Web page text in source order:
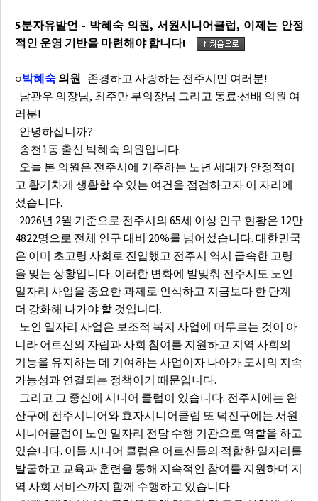
5분자유발언 - 박혜숙 의원, 서원시니어클럽, 이제는 안정
적인 운영 기반을 마련해야 합니다!
○박혜숙 의원 존경하고 사랑하는 전주시민 여러분!
남관우 의장님, 최주만 부의장님 그리고 동료·선배 의원 여
러분!
안녕하십니까?
송천1동 출신 박혜숙 의원입니다.
오늘 본 의원은 전주시에 거주하는 노년 세대가 안정적이
고 활기차게 생활할 수 있는 여건을 점검하고자 이 자리에
섰습니다.
2026년 2월 기준으로 전주시의 65세 이상 인구 현황은 12만
4822명으로 전체 인구 대비 20%를 넘어섰습니다. 대한민국
은 이미 초고령 사회로 진입했고 전주시 역시 급속한 고령
을 맞는 상황입니다. 이러한 변화에 발맞춰 전주시도 노인
일자리 사업을 중요한 과제로 인식하고 지금보다 한 단계
더 강화해 나가야 할 것입니다.
노인 일자리 사업은 보조적 복지 사업에 머무르는 것이 아
니라 어르신의 자립과 사회 참여를 지원하고 지역 사회의
기능을 유지하는 데 기여하는 사업이자 나아가 도시의 지속
가능성과 연결되는 정책이기 때문입니다.
그리고 그 중심에 시니어 클럽이 있습니다. 전주시에는 완
산구에 전주시니어와 효자시니어클럽 또 덕진구에는 서원
시니어클럽이 노인 일자리 전담 수행 기관으로 역할을 하고
있습니다. 이들 시니어 클럽은 어르신들의 적합한 일자리를
발굴하고 교육과 훈련을 통해 지속적인 참여를 지원하며 지
역 사회 서비스까지 함께 수행하고 있습니다.